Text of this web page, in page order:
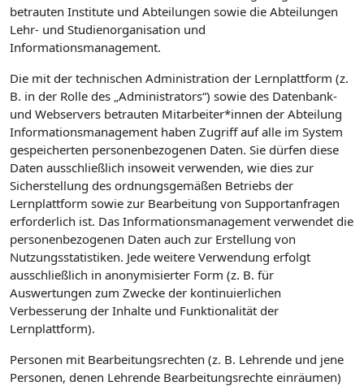
betrauten Institute und Abteilungen sowie die Abteilungen
Lehr- und Studienorganisation und
Informationsmanagement.
Die mit der technischen Administration der Lernplattform (z.
B. in der Rolle des „Administrators“) sowie des Datenbank-
und Webservers betrauten Mitarbeiter*innen der Abteilung
Informationsmanagement haben Zugriff auf alle im System
gespeicherten personenbezogenen Daten. Sie dürfen diese
Daten ausschließlich insoweit verwenden, wie dies zur
Sicherstellung des ordnungsgemäßen Betriebs der
Lernplattform sowie zur Bearbeitung von Supportanfragen
erforderlich ist. Das Informationsmanagement verwendet die
personenbezogenen Daten auch zur Erstellung von
Nutzungsstatistiken. Jede weitere Verwendung erfolgt
ausschließlich in anonymisierter Form (z. B. für
Auswertungen zum Zwecke der kontinuierlichen
Verbesserung der Inhalte und Funktionalität der
Lernplattform).
Personen mit Bearbeitungsrechten (z. B. Lehrende und jene
Personen, denen Lehrende Bearbeitungsrechte einräumen)